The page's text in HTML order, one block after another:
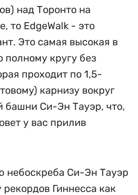
над Торонто на
то EdgeWalk - это
Это самая высокая в
полному кругу без
проходит по 1,5-
карнизу вокруг
башни Си-Эн Тауэр, что,
у вас прилив
небоскреба Си-Эн Тауэр
рекордов Гиннесса как